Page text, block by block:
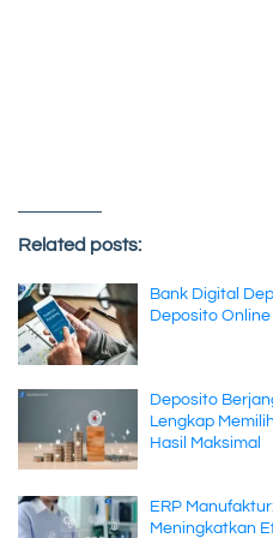
Related posts:
Bank Digital
Deposito
Deposito
Lengkap
Hasil Maksimal
ERP
Meningkatkan